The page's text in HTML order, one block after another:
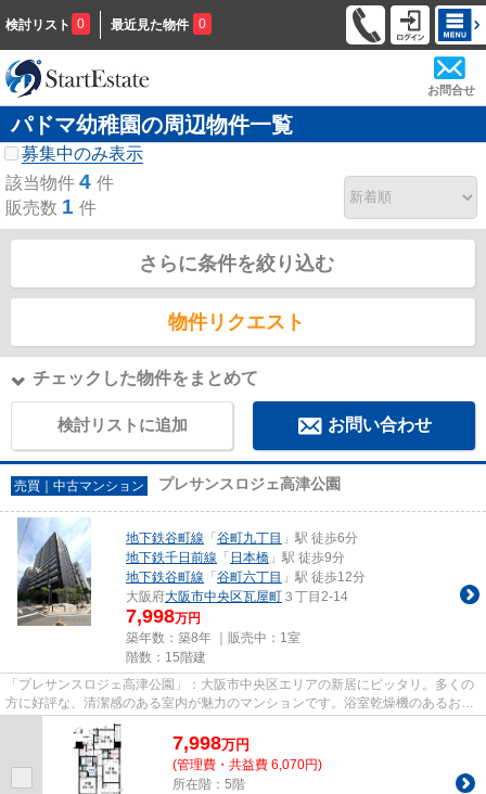
検討リスト 0 最近見た物件 0
お問合せ
パドマ幼稚園の周辺物件一覧
募集中のみ表示
該当物件 4 件
販売数 1 件
さらに条件を絞り込む
物件リクエスト
チェックした物件をまとめて
検討リストに追加 お問い合わせ
売買｜中古マンション プレサンスロジェ高津公園
地下鉄谷町線 「 谷町九丁目 」駅 徒歩6分
地下鉄千日前線 「 日本橋 」駅 徒歩9分
地下鉄谷町線 「 谷町六丁目 」駅 徒歩12分
大阪府大阪市中央区瓦屋町 ３丁目2-14
7,998万円
築年数：築8年 ｜販売中： 1室
階数：15階建
「プレサンスロジェ高津公園」：大阪市中央区エリアの新居にピッタリ。多くの
方に好評な、清潔感のある室内が魅力のマンションです。浴室乾燥機のあるお風
呂場は洗濯物を干すときにも...
7,998万円
(管理費・共益費 6,070円)
所在階：5階